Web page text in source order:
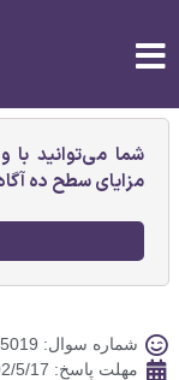
شما می‌توانید با
مزایای سطح ده
شماره سوال: 140205019
مهلت پاسخ: 1402/5/17 - تا ساعت 23:59